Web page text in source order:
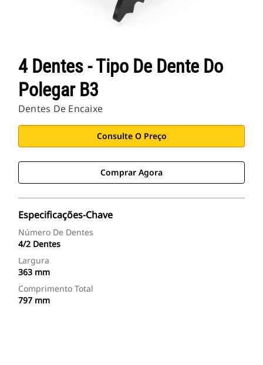
4 Dentes - Tipo De Dente Do
Polegar B3
Dentes De Encaixe
Consulte O Preço
Comprar Agora
Especificações-Chave
Número De Dentes
4/2 Dentes
Largura
363 mm
Comprimento Total
797 mm